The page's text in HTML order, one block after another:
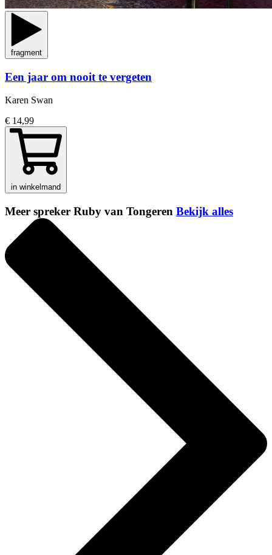
fragment
Een jaar om nooit te vergeten
Karen Swan
€ 14,99
in winkelmand
Meer spreker Ruby van Tongeren Bekijk alles